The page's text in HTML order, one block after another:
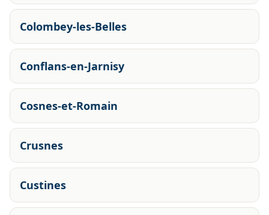
Colombey-les-Belles
Conflans-en-Jarnisy
Cosnes-et-Romain
Crusnes
Custines